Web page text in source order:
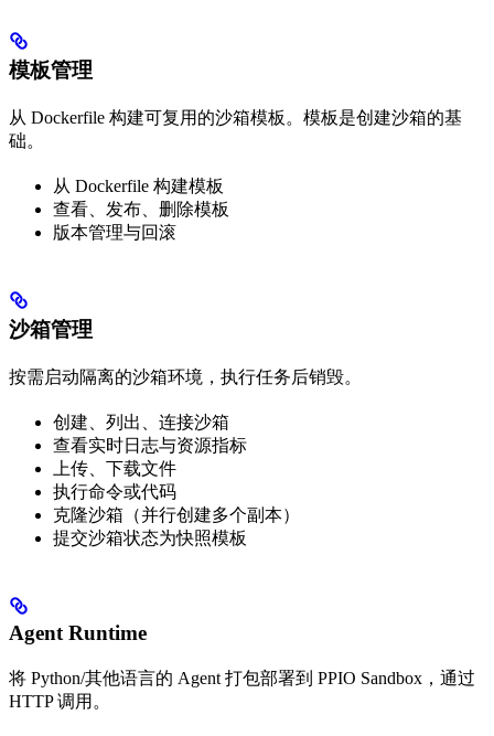
模板管理
从 Dockerfile 构建可复用的沙箱模板。模板是创建沙箱的基
础。
从 Dockerfile 构建模板
查看、发布、删除模板
版本管理与回滚
沙箱管理
按需启动隔离的沙箱环境，执行任务后销毁。
创建、列出、连接沙箱
查看实时日志与资源指标
上传、下载文件
执行命令或代码
克隆沙箱（并行创建多个副本）
提交沙箱状态为快照模板
Agent Runtime
将 Python/其他语言的 Agent 打包部署到 PPIO Sandbox，通过
HTTP 调用。